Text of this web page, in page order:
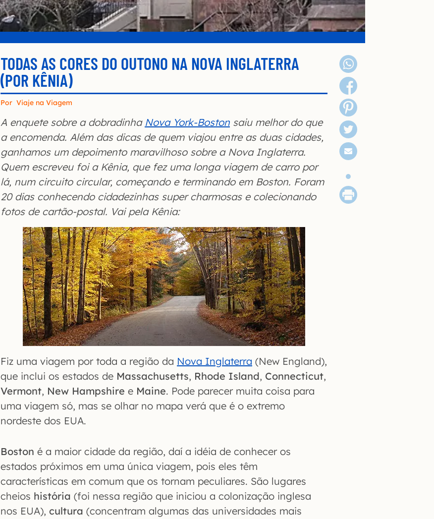
TODAS AS CORES DO OUTONO NA NOVA INGLATERRA
(POR KÊNIA)
Por Viaje na Viagem
A enquete sobre a dobradinha Nova York-Boston saiu melhor do que
a encomenda. Além das dicas de quem viajou entre as duas cidades,
ganhamos um depoimento maravilhoso sobre a Nova Inglaterra.
Quem escreveu foi a Kênia, que fez uma longa viagem de carro por
lá, num circuito circular, começando e terminando em Boston. Foram
20 dias conhecendo cidadezinhas super charmosas e colecionando
fotos de cartão-postal. Vai pela Kênia:
Fiz uma viagem por toda a região da Nova Inglaterra (New England),
que inclui os estados de Massachusetts, Rhode Island, Connecticut,
Vermont, New Hampshire e Maine. Pode parecer muita coisa para
uma viagem só, mas se olhar no mapa verá que é o extremo
nordeste dos EUA.
Boston é a maior cidade da região, daí a idéia de conhecer os
estados próximos em uma única viagem, pois eles têm
características em comum que os tornam peculiares. São lugares
cheios história (foi nessa região que iniciou a colonização inglesa
nos EUA), cultura (concentram algumas das universidades mais